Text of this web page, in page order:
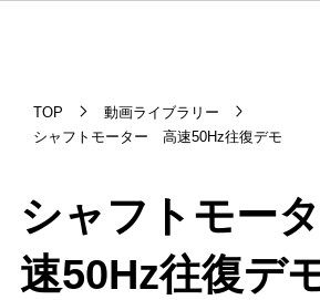
TOP
動画ライブラリー
シャフトモーター 高速50Hz往復デモ
シャフトモー
速50Hz往復デ